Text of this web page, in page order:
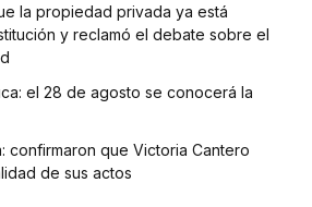
la propiedad privada ya está
y reclamó el debate sobre el
el 28 de agosto se conocerá la
confirmaron que Victoria Cantero
de sus actos